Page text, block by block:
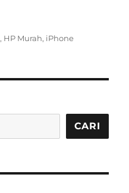
, HP Murah, iPhone
CARI